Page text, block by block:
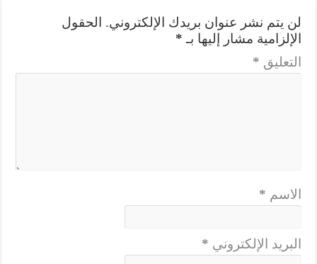
لن يتم نشر عنوان بريدك الإلكتروني.
الحقول
الإلزامية مشار إليها بـ *
التعليق *
الاسم *
البريد الإلكتروني *